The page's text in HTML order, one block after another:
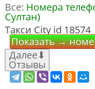
Все: Номера
Султан)
Такси City id 18574
Показать →
Далее⬇
Отзывы